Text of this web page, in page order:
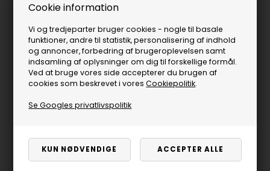
Cookie information
Vi og tredjeparter bruger cookies - nogle til basale
funktioner, andre til statistik, personalisering af indhold
og annoncer, forbedring af brugeroplevelsen samt
indsamling af oplysninger om dig til forskellige formål.
Ved at bruge vores side accepterer du brugen af
cookies som beskrevet i voresCookiepolitik.
Se Googles privatlivspolitik